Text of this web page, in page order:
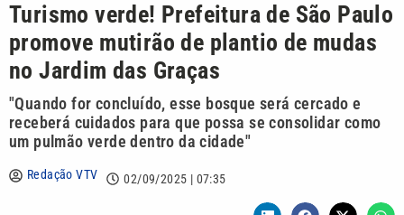
Turismo verde! Prefeitura de São Paulo
promove mutirão de plantio de mudas
no Jardim das Graças
"Quando for concluído, esse bosque será cercado e
receberá cuidados para que possa se consolidar como
um pulmão verde dentro da cidade"
Redação VTV 02/09/2025 | 07:35